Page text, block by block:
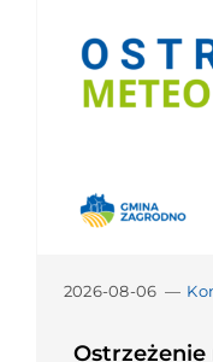
2026-08-06 —